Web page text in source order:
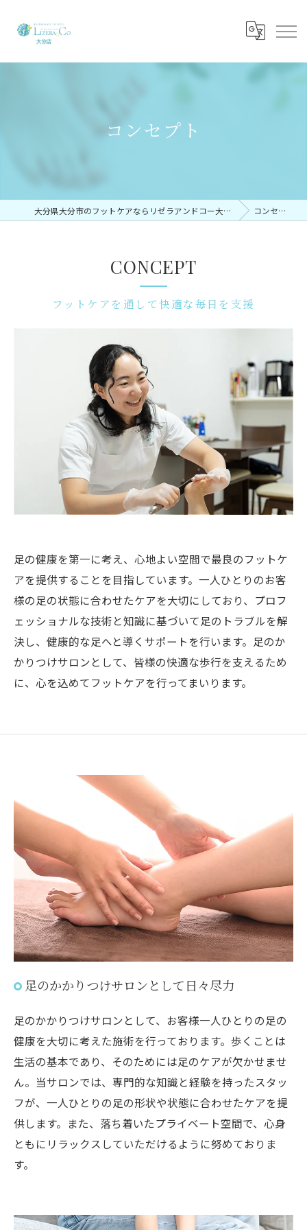
コンセプト
大分県大分市のフットケアならリゼラアンドコー大分店 コンセプト
フットケアを通して快適な毎日を支援
CONCEPT
足の健康を第一に考え、心地よい空間で最良のフットケ
アを提供することを目指しています。一人ひとりのお客
様の足の状態に合わせたケアを大切にしており、プロフ
ェッショナルな技術と知識に基づいて足のトラブルを解
決し、健康的な足へと導くサポートを行います。足のか
かりつけサロンとして、皆様の快適な歩行を支えるため
に、心を込めてフットケアを行ってまいります。
足のかかりつけサロンとして日々尽力
足のかかりつけサロンとして、お客様一人ひとりの足の
健康を大切に考えた施術を行っております。歩くことは
生活の基本であり、そのためには足のケアが欠かせませ
ん。当サロンでは、専門的な知識と経験を持ったスタッ
フが、一人ひとりの足の形状や状態に合わせたケアを提
供します。また、落ち着いたプライベート空間で、心身
ともにリラックスしていただけるように努めておりま
す。